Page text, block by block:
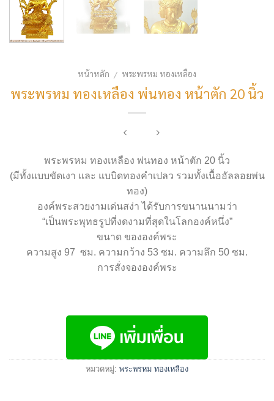
หน้าหลัก / พระพรหม ทองเหลือง
พระพรหม ทองเหลือง พ่นทอง หน้าตัก 20 นิ้ว
พระพรหม ทองเหลือง พ่นทอง หน้าตัก 20 นิ้ว
(มีทั้งแบบขัดเงา และ แบบิดทองคำเปลว รวมทั้งเนื้ออัลลอยพ่น
ทอง)
องค์พระสวยงามเด่นสง่า ได้รับการขนานนามว่า
“เป็นพระพุทธรูปที่งดงามที่สุดในโลกองค์หนึ่ง”
ขนาด ขององค์พระ
ความสูง 97 ซม. ความกว้าง 53 ซม. ความลึก 50 ซม.
การสั่งจององค์พระ
หมวดหมู่: พระพรหม ทองเหลือง